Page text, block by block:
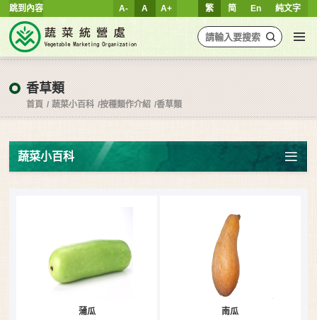
跳到內容 繁 简 En 純文字
A- A A+
香草類
首頁 蔬菜小百科 按種類作介紹 香草類
蔬菜小百科
蒲瓜 南瓜